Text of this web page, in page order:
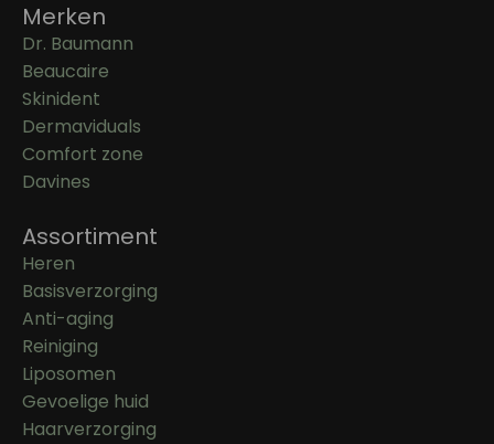
Merken
Dr. Baumann
Beaucaire
Skinident
Dermaviduals
Comfort zone
Davines
Assortiment
Heren
Basisverzorging
Anti-aging
Reiniging
Liposomen
Gevoelige huid
Haarverzorging